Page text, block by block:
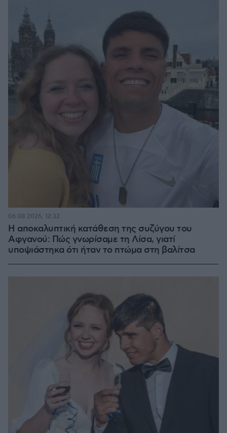
Η αποκαλυπτική κατάθεση της συζύγου του
Αφγανού: Πώς γνωρίσαμε τη Λίσα, γιατί
υποψιάστηκα ότι ήταν το πτώμα στη βαλίτσα
06.08.2026, 12:32